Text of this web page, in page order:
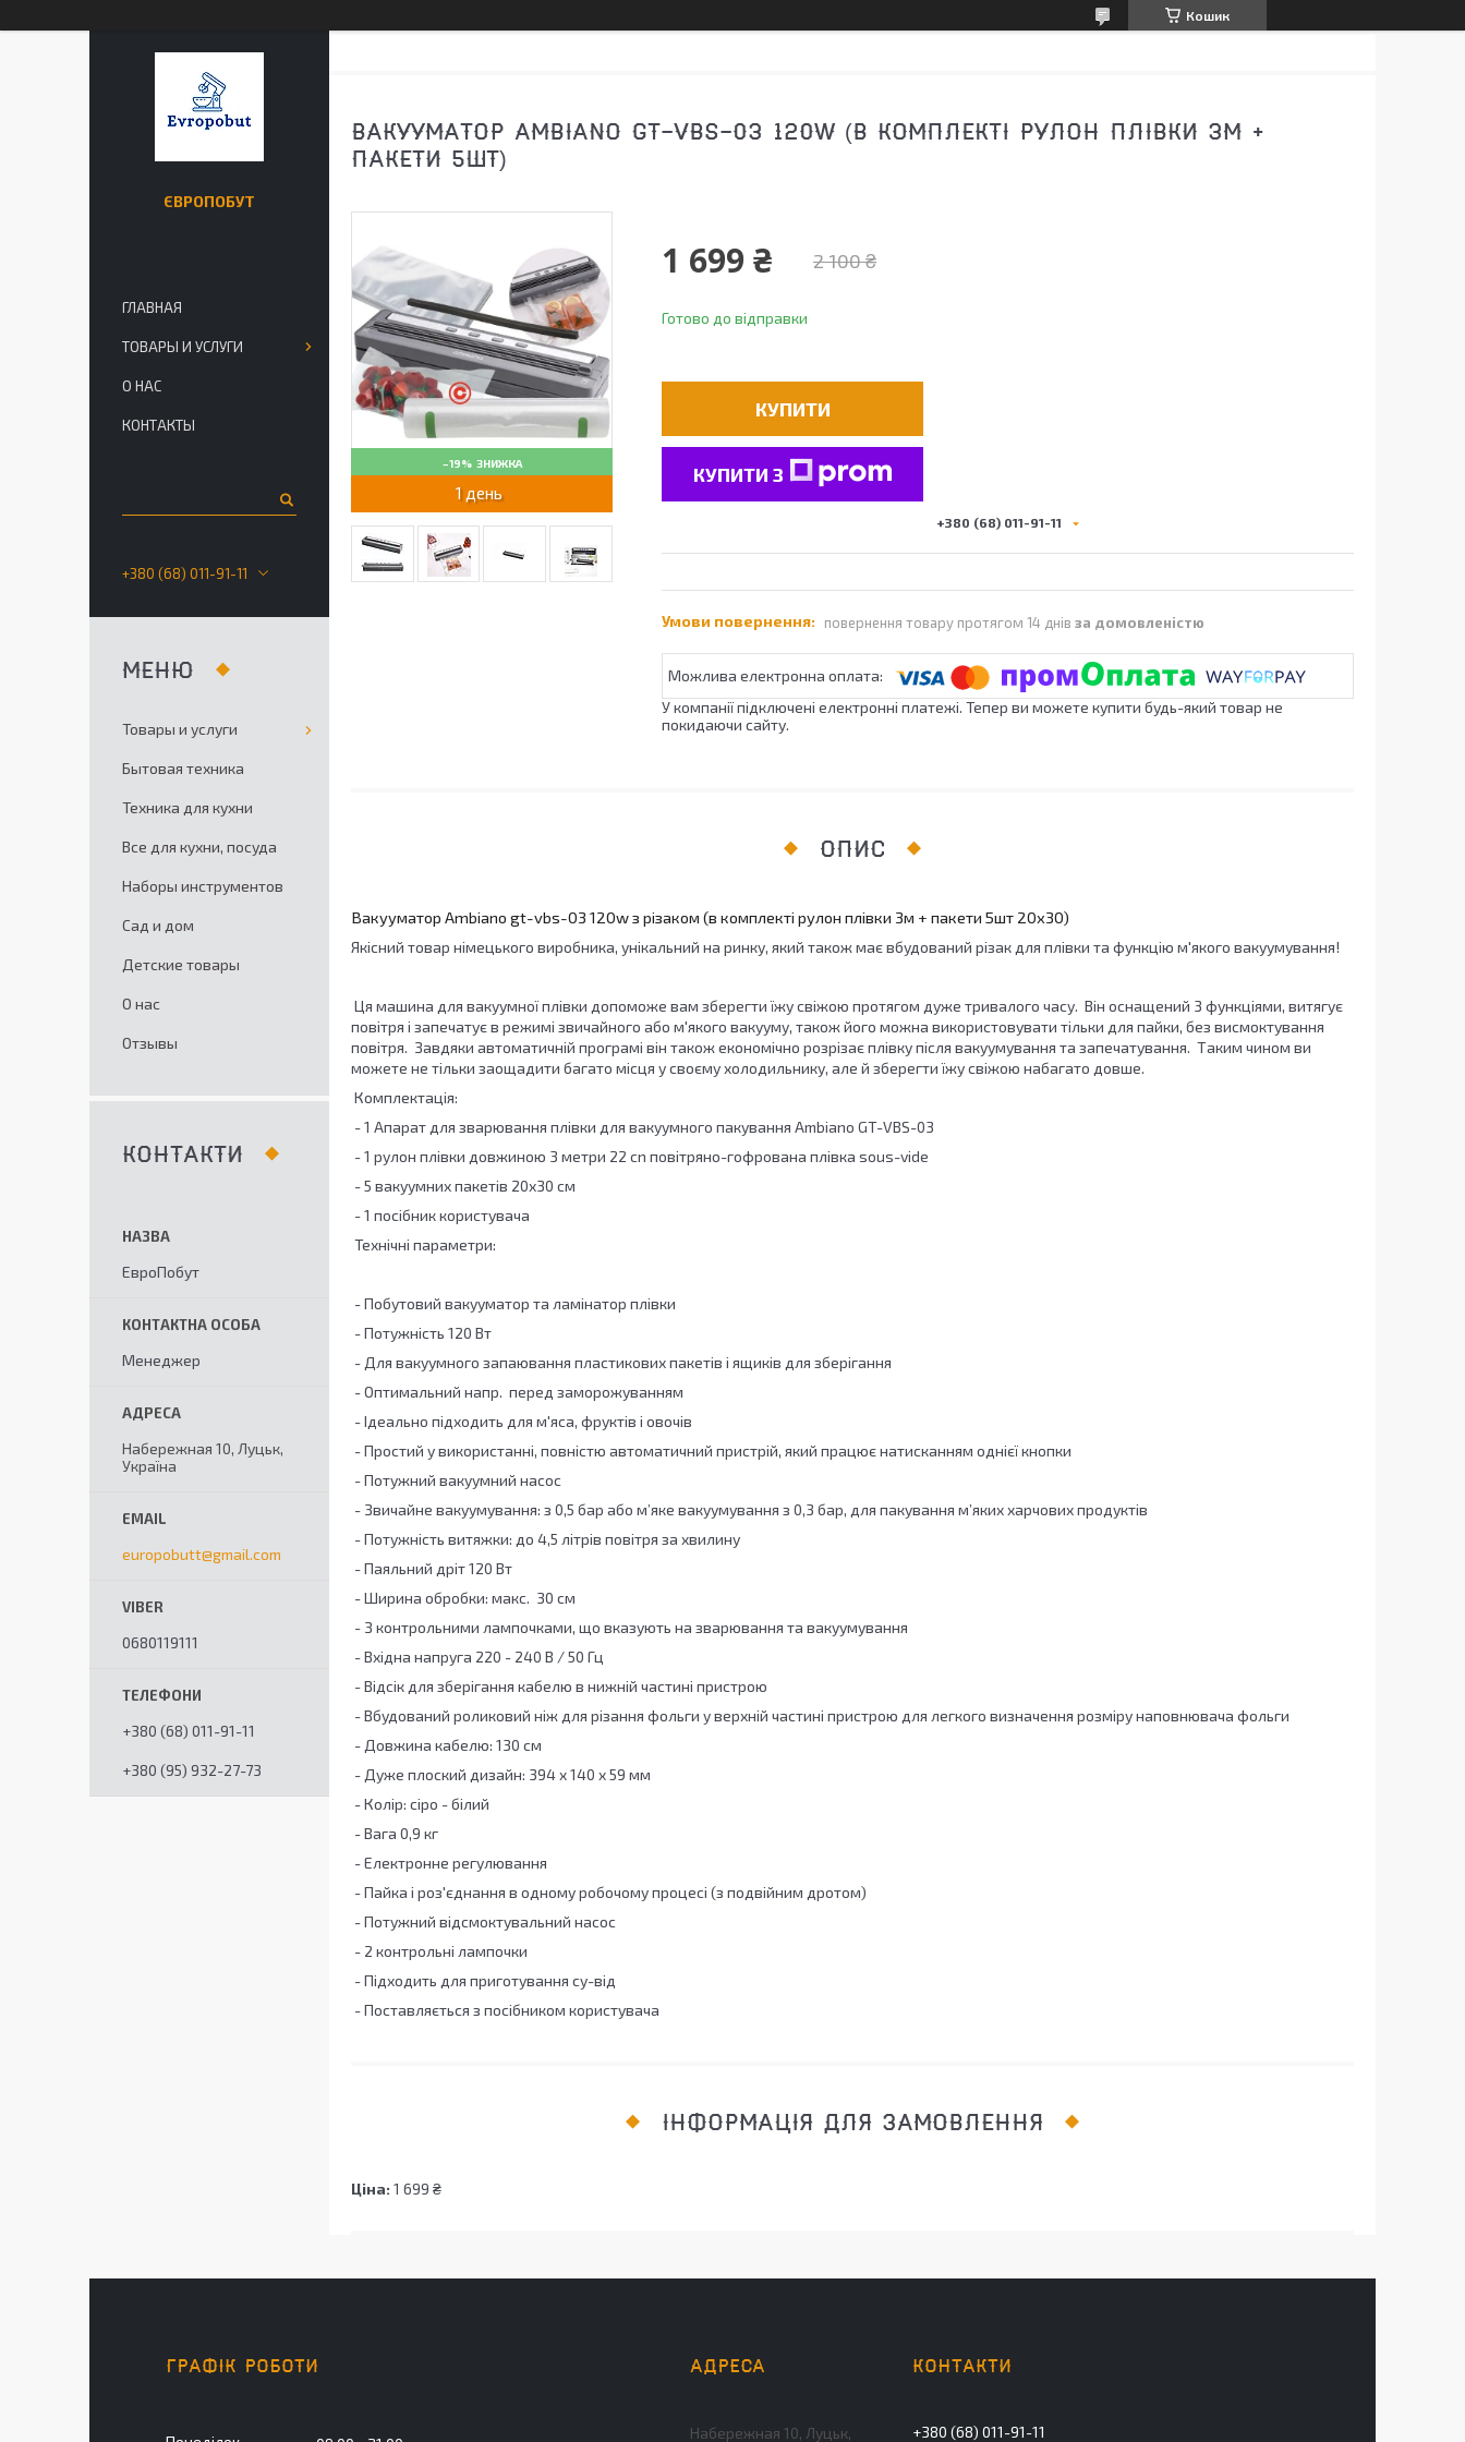
Кошик
ВАКУУМАТОР AMBIANO GT-VBS-03 120W (В КОМПЛЕКТІ РУЛОН ПЛІВКИ 3М +
ПАКЕТИ 5ШТ)
–19%
1 день
2 100 ₴
1 699 ₴
Готово до відправки
КУПИТИ
КУПИТИ З
+380 (68) 011-91-11
повернення товару протягом 14 днів за домовленістю
У компанії підключені електронні платежі. Тепер ви можете купити будь-який товар не
покидаючи сайту.
ОПИС
Вакууматор Ambiano gt-vbs-03 120w з різаком (в комплекті рулон плівки 3м + пакети 5шт 20х30)
Якісний товар німецького виробника, унікальний на ринку, який також має вбудований різак для плівки та функцію м'якого вакуумування!
Ця машина для вакуумної плівки допоможе вам зберегти їжу свіжою протягом дуже тривалого часу. Він оснащений 3 функціями, витягує
повітря і запечатує в режимі звичайного або м'якого вакууму, також його можна використовувати тільки для пайки, без висмоктування
повітря. Завдяки автоматичній програмі він також економічно розрізає плівку після вакуумування та запечатування. Таким чином ви
можете не тільки заощадити багато місця у своєму холодильнику, але й зберегти їжу свіжою набагато довше.
Комплектація:
- 1 Апарат для зварювання плівки для вакуумного пакування Ambiano GT-VBS-03
- 1 рулон плівки довжиною 3 метри 22 cn повітряно-гофрована плівка sous-vide
- 5 вакуумних пакетів 20х30 см
- 1 посібник користувача
Технічні параметри:
- Побутовий вакууматор та ламінатор плівки
- Потужність 120 Вт
- Для вакуумного запаювання пластикових пакетів і ящиків для зберігання
- Оптимальний напр. перед заморожуванням
- Ідеально підходить для м'яса, фруктів і овочів
- Простий у використанні, повністю автоматичний пристрій, який працює натисканням однієї кнопки
- Потужний вакуумний насос
- Звичайне вакуумування: з 0,5 бар або м’яке вакуумування з 0,3 бар, для пакування м’яких харчових продуктів
- Потужність витяжки: до 4,5 літрів повітря за хвилину
- Паяльний дріт 120 Вт
- Ширина обробки: макс. 30 см
- З контрольними лампочками, що вказують на зварювання та вакуумування
- Вхідна напруга 220 - 240 В / 50 Гц
- Відсік для зберігання кабелю в нижній частині пристрою
- Вбудований роликовий ніж для різання фольги у верхній частині пристрою для легкого визначення розміру наповнювача фольги
- Довжина кабелю: 130 см
- Дуже плоский дизайн: 394 x 140 x 59 мм
- Колір: сіро - білий
- Вага 0,9 кг
- Електронне регулювання
- Пайка і роз'єднання в одному робочому процесі (з подвійним дротом)
- Потужний відсмоктувальний насос
- 2 контрольні лампочки
- Підходить для приготування су-від
- Поставляється з посібником користувача
ІНФОРМАЦІЯ ДЛЯ ЗАМОВЛЕННЯ
Ціна: 1 699 ₴
ЄВРОПОБУТ
ГЛАВНАЯ
ТОВАРЫ И УСЛУГИ
О НАС
КОНТАКТЫ
+380 (68) 011-91-11
Товары и услуги
Бытовая техника
Техника для кухни
Все для кухни, посуда
Наборы инструментов
Сад и дом
Детские товары
О нас
Отзывы
КОНТАКТИ
ЕвроПобут
Менеджер
Набережная 10, Луцьк,
Україна
europobutt@gmail.com
0680119111
+380 (68) 011-91-11
+380 (95) 932-27-73
ГРАФІК РОБОТИ
Набережная 10, Луцьк, +380 (68) 011-91-11